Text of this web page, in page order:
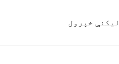
لیکنې خپرول